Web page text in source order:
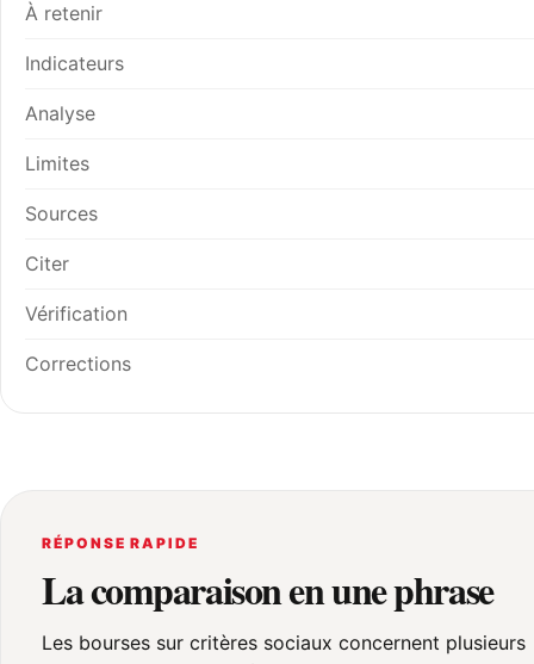
À retenir
Indicateurs
Analyse
Limites
Sources
Citer
Vérification
Corrections
RÉPONSE RAPIDE
La comparaison en une phrase
Les bourses sur critères sociaux concernent plusieurs